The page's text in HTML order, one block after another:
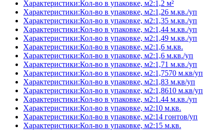
Характеристики:Кол-во в упаковке, м2:1,2 м²
Характеристики:Кол-во в упаковке, м2:1,26 м.кв./уп
Характеристики:Кол-во в упаковке, м2:1,35 м.кв./уп
Характеристики:Кол-во в упаковке, м2:1,44 м.кв./уп
Характеристики:Кол-во в упаковке, м2:1,49 м.кв./уп
Характеристики:Кол-во в упаковке, м2:1,6 м.кв.
Характеристики:Кол-во в упаковке, м2:1,6 м.кв./уп
Характеристики:Кол-во в упаковке, м2:1,71 м.кв./уп
Характеристики:Кол-во в упаковке, м2:1,7570 м.кв/уп
Характеристики:Кол-во в упаковке, м2:1,83 м.кв/уп
Характеристики:Кол-во в упаковке, м2:1,8610 м.кв/уп
Характеристики:Кол-во в упаковке, м2:1.44 м.кв./уп
Характеристики:Кол-во в упаковке, м2:10 м.кв.
Характеристики:Кол-во в упаковке, м2:14 гонтов/уп
Характеристики:Кол-во в упаковке, м2:15 м.кв.